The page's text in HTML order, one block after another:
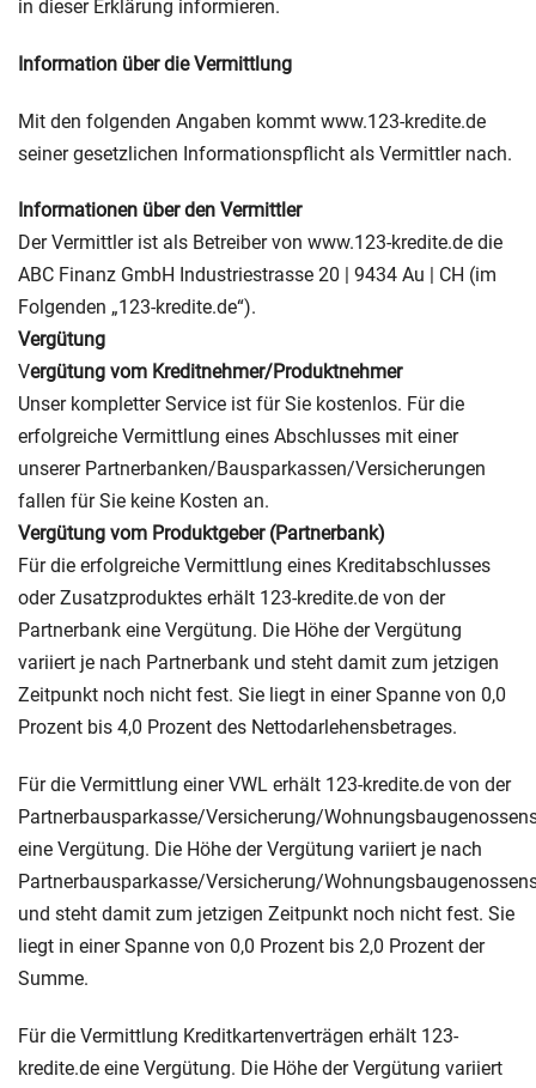
in dieser Erklärung informieren.
Information über die Vermittlung
Mit den folgenden Angaben kommt www.123-kredite.de
seiner gesetzlichen Informationspflicht als Vermittler nach.
Informationen über den Vermittler
Der Vermittler ist als Betreiber von www.123-kredite.de die
ABC Finanz GmbH Industriestrasse 20 | 9434 Au | CH (im
Folgenden „123-kredite.de“).
Vergütung
Vergütung vom Kreditnehmer/Produktnehmer
Unser kompletter Service ist für Sie kostenlos. Für die
erfolgreiche Vermittlung eines Abschlusses mit einer
unserer Partnerbanken/Bausparkassen/Versicherungen
fallen für Sie keine Kosten an.
Vergütung vom Produktgeber (Partnerbank)
Für die erfolgreiche Vermittlung eines Kreditabschlusses
oder Zusatzproduktes erhält 123-kredite.de von der
Partnerbank eine Vergütung. Die Höhe der Vergütung
variiert je nach Partnerbank und steht damit zum jetzigen
Zeitpunkt noch nicht fest. Sie liegt in einer Spanne von 0,0
Prozent bis 4,0 Prozent des Nettodarlehensbetrages.
Für die Vermittlung einer VWL erhält 123-kredite.de von der
Partnerbausparkasse/Versicherung/
eine Vergütung. Die Höhe der Vergütung variiert je nach
Partnerbausparkasse/Versicherung/
und steht damit zum jetzigen Zeitpunkt noch nicht fest. Sie
liegt in einer Spanne von 0,0 Prozent bis 2,0 Prozent der
Summe.
Für die Vermittlung Kreditkartenverträgen erhält 123-
kredite.de eine Vergütung. Die Höhe der Vergütung variiert